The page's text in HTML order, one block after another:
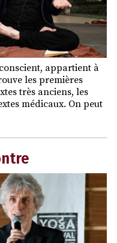
appartient à
les premières
très anciens, les
médicaux. On peut